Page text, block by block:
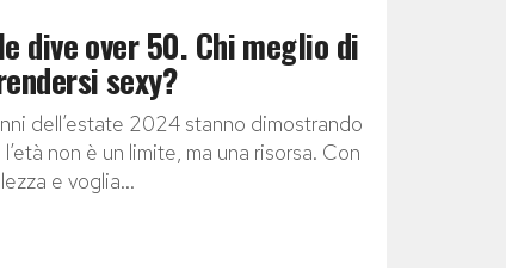
dive over 50. Chi meglio di
sexy?
dell’estate 2024 stanno dimostrando
non è un limite, ma una risorsa. Con
e voglia...